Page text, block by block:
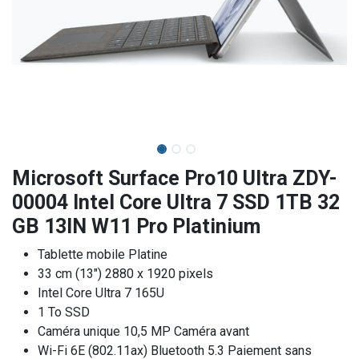
Microsoft Surface Pro10 Ultra ZDY-
00004 Intel Core Ultra 7 SSD 1TB 32
GB 13IN W11 Pro Platinium
Tablette mobile Platine
33 cm (13") 2880 x 1920 pixels
Intel Core Ultra 7 165U
1 To SSD
Caméra unique 10,5 MP Caméra avant
Wi-Fi 6E (802.11ax) Bluetooth 5.3 Paiement sans